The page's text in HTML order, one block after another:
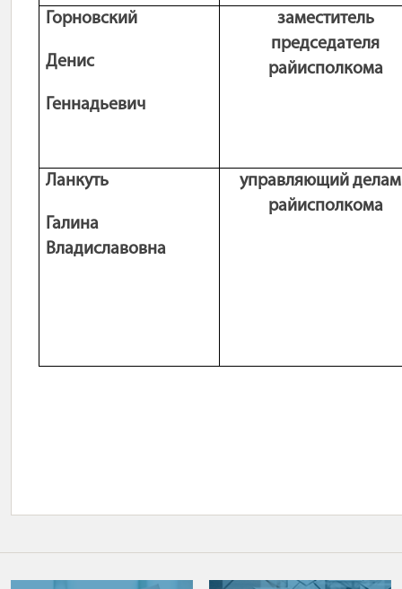
Горновский
Денис
Геннадьевич
заместитель
председателя
райисполкома
Ланкуть
Галина
Владиславовна
управляющий
райисполкома